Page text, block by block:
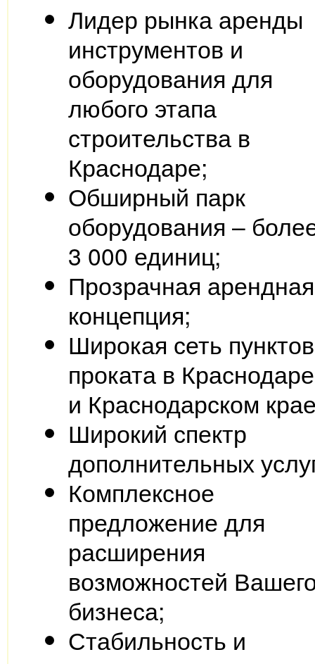
Лидер рынка аренды
инструментов и
оборудования для
любого этапа
строительства в
Краснодаре;
Обширный парк
оборудования –
3 000 единиц;
Прозрачная арендная
концепция;
Широкая сеть пунктов
проката в Краснодаре
и Краснодарском
Широкий спектр
дополнительных
Комплексное
предложение для
расширения
возможностей
бизнеса;
Стабильность и